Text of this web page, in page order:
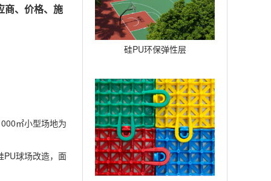
硅PU环保弹性层
商、价格、施
㎡小型场地为
PU球场改造，面